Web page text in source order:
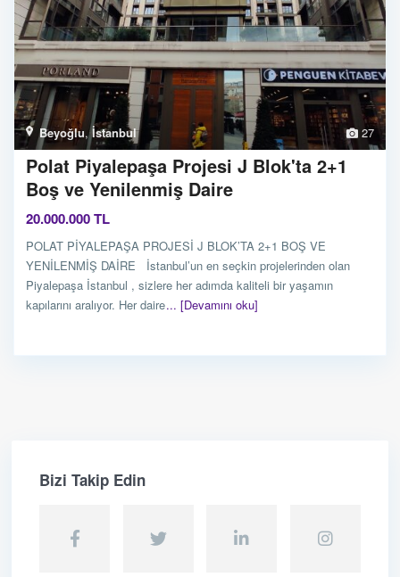
27
Beyoğlu,İstanbul
Polat Piyalepaşa Projesi J Blok'ta 2+1
Boş ve Yenilenmiş Daire
20.000.000 TL
POLAT PİYALEPAŞA PROJESİ J BLOK’TA 2+1 BOŞ VE
YENİLENMİŞ DAİRE İstanbul’un en seçkin projelerinden olan
Piyalepaşa İstanbul , sizlere her adımda kaliteli bir yaşamın
kapılarını aralıyor. Her daire... [Devamını oku]
Bizi Takip Edin